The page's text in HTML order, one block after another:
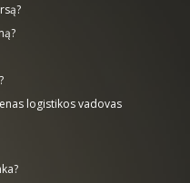
logistikos vadovas